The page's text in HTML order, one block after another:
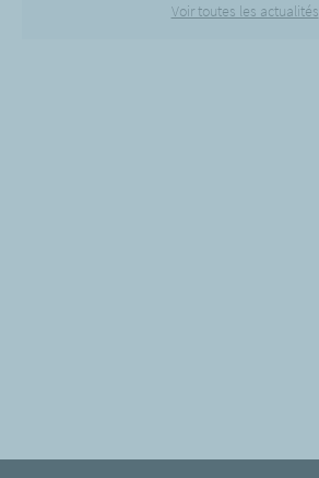
Voir toutes les actualités